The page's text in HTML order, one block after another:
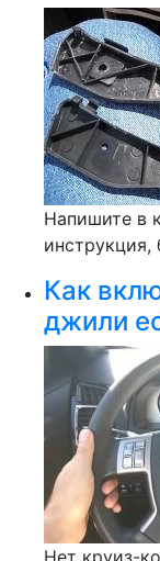
Напишите в
инструкция,
Как
джили
Нет круиз-